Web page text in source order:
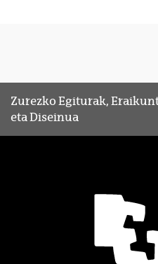
Zurezko Egiturak,
eta Diseinua